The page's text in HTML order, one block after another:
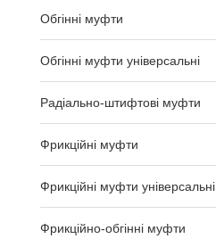
Обгінні муфти
Обгінні муфти універсальні
Радіально-штифтові муфти
Фрикційні муфти
Фрикційні муфти універсальні
Фрикційно-обгінні муфти